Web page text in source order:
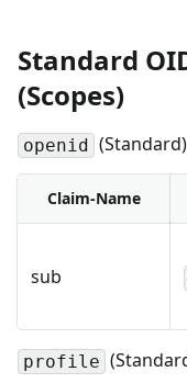
Standard
(Scopes)
openid (Standard)
Claim-Name
sub
profile